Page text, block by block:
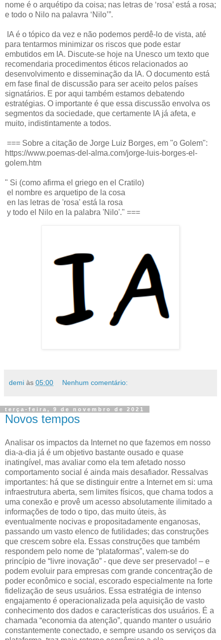
nome é o arquétipo da coisa; nas letras de ‘rosa’ está a rosa;
e todo o Nilo na palavra ‘Nilo’”.
IA é o tópico da vez e não podemos perdê-lo de vista, até
para tentarmos minimizar os riscos que pode estar
embutidos em IA. Discute-se hoje na Unesco um texto que
recomendaria procedimentos éticos relacionados ao
desenvolvimento e disseminação da IA. O documento está
em fase final de discussão para ser aceito pelos países
signatários. E por aqui também estamos debatendo
estratégias. O importante é que essa discussão envolva os
segmentos da sociedade, que certamente IA já afeta, e
muito, indistintamente a todos.
=== Sobre a citação de Jorge Luiz Borges, em "o Golem":
https://www.poemas-del-alma.com/jorge-luis-borges-el-
golem.htm
" Si (como afirma el griego en el Cratilo)
el nombre es arquetipo de la cosa
en las letras de 'rosa' está la rosa
y todo el Nilo en la palabra 'Nilo'." ===
demi às 05:00 Nenhum comentário:
terça-feira, 9 de novembro de 2021
Novos tempos
Analisar os impactos da Internet no que fazemos em nosso
dia-a-dia já é um objetivo bastante ousado e quase
inatingível, mas avaliar como ela tem afetado nosso
comportamento social é ainda mais desafiador. Ressalvas
importantes: há que se distinguir entre a Internet em si: uma
infraestrutura aberta, sem limites físicos, que chama todos a
uma conexão e provê um acesso absolutamente ilimitado a
informações de todo o tipo, das muito úteis, às
eventualmente nocivas e propositadamente enganosas,
passando um vasto elenco de futilidades; das construções
que crescem sobre ela. Essas construções que também
respondem pelo nome de “plataformas”, valem-se do
princípio de “livre inovação” - que deve ser preservado! – e
podem evoluir para empresas com grande concentração de
poder econômico e social, escorado especialmente na forte
fidelização de seus usuários. Essa estratégia de intenso
engajamento é operacionalizada pela aquisição de vasto
conhecimento dos dados e características dos usuários. É a
chamada “economia da atenção”, quando manter o usuário
constantemente conectado, e sempre usando os serviços da